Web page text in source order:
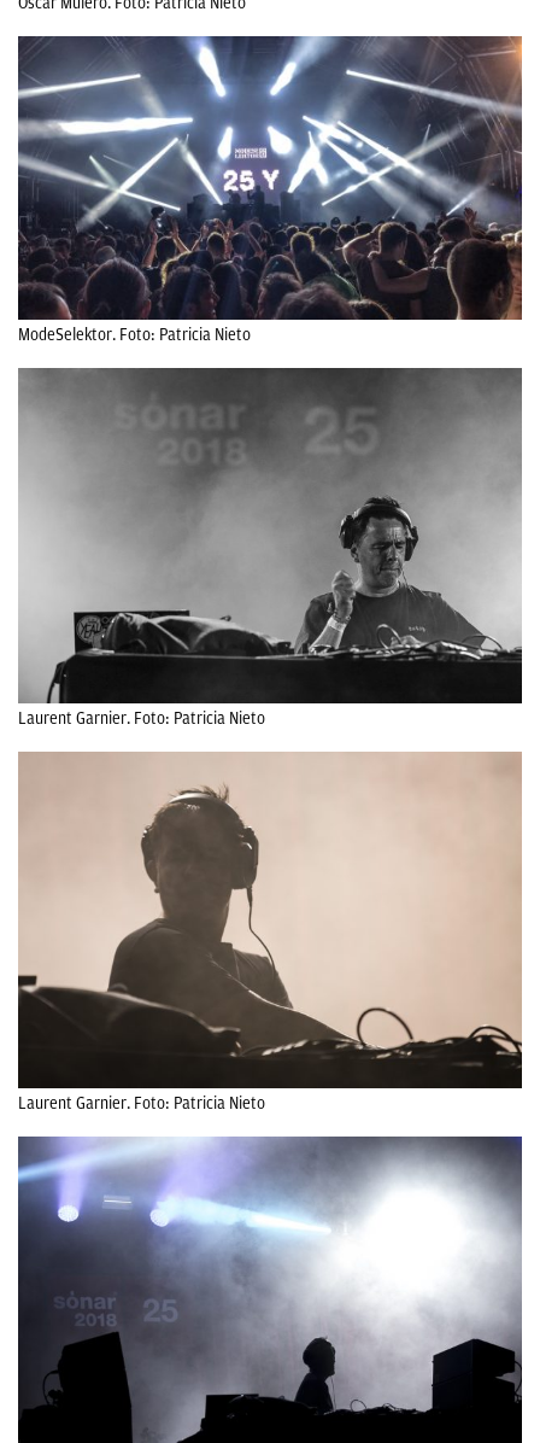
ModeSelektor. Foto: Patricia Nieto
Laurent Garnier. Foto: Patricia Nieto
Laurent Garnier. Foto: Patricia Nieto